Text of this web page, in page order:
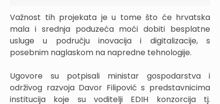
Važnost tih projekata je u tome što će hrvatska
mala i srednja poduzeća moći dobiti besplatne
usluge u području inovacija i digitalizacije, s
posebnim naglaskom na napredne tehnologije.
Ugovore su potpisali ministar gospodarstva i
održivog razvoja Davor Filipović s predstavnicima
institucija koje su voditelji EDIH konzorcija tj.